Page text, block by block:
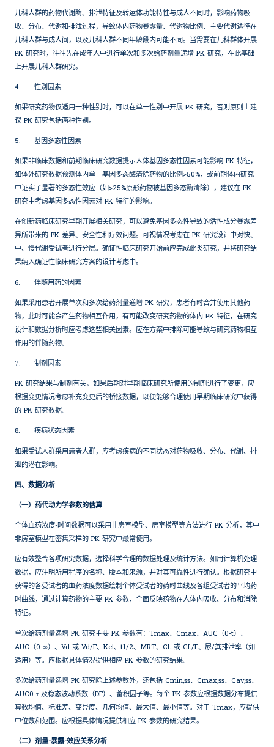
儿科人群的药物代谢酶、排泄特征及转运体功能特性与成人不同时，影响药物吸
收、分布、代谢和排泄过程，导致体内药物暴露量、代谢物比例、主要代谢途径在
儿科人群与成人间，以及儿科人群不同年龄段内可能不同。当需要在儿科群体开展
PK 研究时，往往先在成年人中进行单次和多次给药剂量递增 PK 研究，在此基础
上开展儿科人群研究。
4. 性别因素
如果研究药物仅适用一种性别时，可以在单一性别中开展 PK 研究，否则原则上建
议 PK 研究包括两种性别。
5. 基因多态性因素
如果非临床数据和前期临床研究数据提示人体基因多态性因素可能影响 PK 特征，
如体外研究数据预测体内单一基因多态酶清除药物的比例>50%，或前期体内研究
中证实了显著的多态性效应（如>25%原形药物被基因多态酶清除），建议在 PK
研究中考虑基因多态性因素对 PK 特征的影响。
在创新药临床研究早期开展相关研究，可以避免基因多态性导致的活性成分暴露差
异所带来的 PK 差异、安全性和疗效问题。可视情况考虑在 PK 研究设计中对快、
中、慢代谢受试者进行分层。确证性临床研究开始前应完成此类研究，并将研究结
果纳入确证性临床研究方案的设计考虑中。
6. 伴随用药的因素
如果采用患者开展单次和多次给药剂量递增 PK 研究，患者有时合并使用其他药
物，此时可能会产生药物相互作用，有可能改变研究药物的体内 PK 特征，在研究
设计和数据分析时应考虑这些相关因素。应在方案中排除可能导致与研究药物相互
作用的伴随药物。
7. 制剂因素
PK 研究结果与制剂有关，如果后期对早期临床研究所使用的制剂进行了变更，应
根据变更情况考虑补充变更后的桥接数据，以便能够合理使用早期临床研究中获得
的 PK 研究数据。
8. 疾病状态因素
如果受试人群采用患者人群，应考虑疾病的不同状态对药物吸收、分布、代谢、排
泄的潜在影响。
四、数据分析
（一）药代动力学参数的估算
个体血药浓度-时间数据可以采用非房室模型、房室模型等方法进行 PK 分析，其中
非房室模型在密集采样的 PK 研究中最常使用。
应有效整合各项研究数据，选择科学合理的数据处理及统计方法。如用计算机处理
数据，应注明所用程序的名称、版本和来源，并对其可靠性进行确认。根据研究中
获得的各受试者的血药浓度数据绘制个体受试者的药时曲线及各组受试者的平均药
时曲线，通过计算药物的主要 PK 参数，全面反映药物在人体内吸收、分布和消除
特征。
单次给药剂量递增 PK 研究主要 PK 参数有：Tmax、Cmax、AUC（0-t）、
AUC（0-∞）、Vd 或 Vd/F、Kel、t1/2、MRT、CL 或 CL/F、尿/粪排泄率（如
适用）等。应根据具体情况提供相应 PK 参数的研究结果。
多次给药剂量递增 PK 研究除上述参数外，还包括 Cmin,ss、Cmax,ss、Cav,ss、
AUC0-τ 及稳态波动系数（DF）、蓄积因子等。每个 PK 参数应根据数据分布提供
算数均值、标准差、变异度、几何均值、最大值、最小值等。对于 Tmax，应提供
中位数和范围。应根据具体情况提供相应 PK 参数的研究结果。
（二）剂量-暴露-效应关系分析